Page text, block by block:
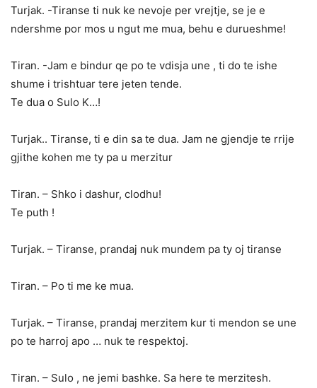
Turjak. -Tiranse ti nuk ke nevoje per vrejtje, se je e
ndershme por mos u ngut me mua, behu e durueshme!
Tiran. -Jam e bindur qe po te vdisja une , ti do te ishe
shume i trishtuar tere jeten tende.
Te dua o Sulo K…!
Turjak.. Tiranse, ti e din sa te dua. Jam ne gjendje te rrije
gjithe kohen me ty pa u merzitur
Tiran. – Shko i dashur, clodhu!
Te puth !
Turjak. – Tiranse, prandaj nuk mundem pa ty oj tiranse
Tiran. – Po ti me ke mua.
Turjak. – Tiranse, prandaj merzitem kur ti mendon se une
po te harroj apo … nuk te respektoj.
Tiran. – Sulo , ne jemi bashke. Sa here te merzitesh.